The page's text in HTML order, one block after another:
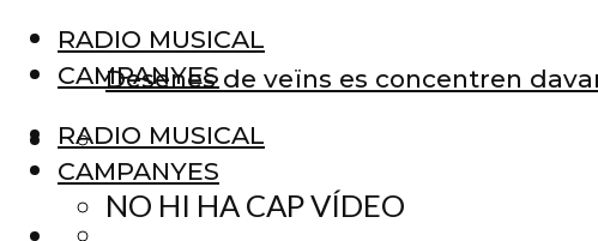
RADIO MUSICAL
CAMPANYES
NO HI HA CAP VÍDEO
Desenes de veïns es concentren
RADIO MUSICAL
CAMPANYES